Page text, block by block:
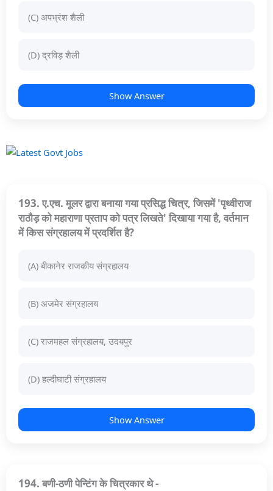
(C) अपभ्रंश शैली
(D) द्रविड़ शैली
Show Answer
193. ए.एच. मूलर द्वारा बनाया गया प्रसिद्ध चित्र, जिसमें 'पृथ्वीराज
राठौड़ को महाराणा प्रताप को पत्र लिखते' दिखाया गया है, वर्तमान
में किस संग्रहालय में प्रदर्शित है?
(A) बीकानेर राजकीय संग्रहालय
(B) अजमेर संग्रहालय
(C) राजमहल संग्रहालय, उदयपुर
(D) हल्दीघाटी संग्रहालय
Show Answer
194. बणी-ठणी पेन्टिंग के चित्रकार थे -